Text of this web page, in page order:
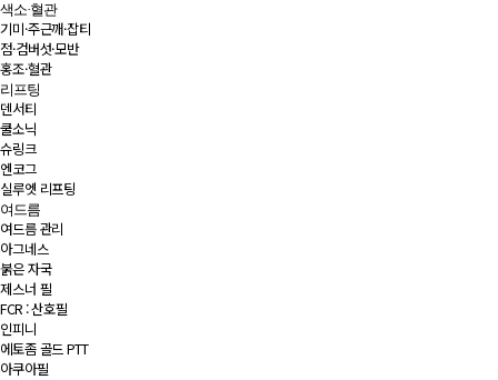
색소·혈관
기미·주근깨·잡티
점·검버섯·모반
홍조·혈관
리프팅
덴서티
쿨소닉
슈링크
엔코그
실루엣 리프팅
여드름
여드름 관리
아그네스
붉은 자국
제스너 필
FCR : 산호필
인피니
에토좀 골드 PTT
아쿠아필